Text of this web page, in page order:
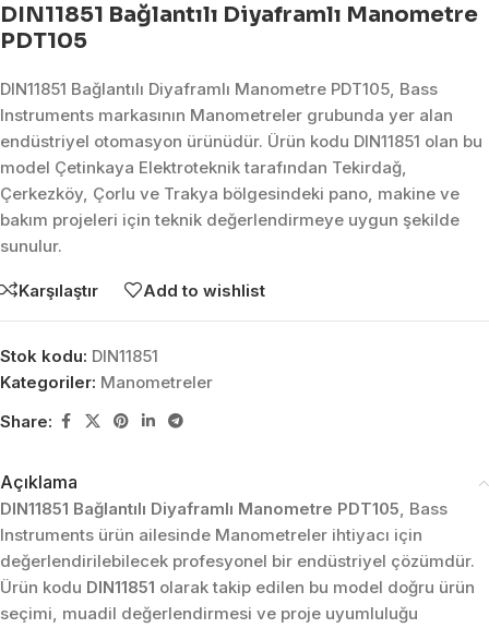
DIN11851 Bağlantılı Diyaframlı Manometre
PDT105
DIN11851 Bağlantılı Diyaframlı Manometre PDT105, Bass
Instruments markasının Manometreler grubunda yer alan
endüstriyel otomasyon ürünüdür. Ürün kodu DIN11851 olan bu
model Çetinkaya Elektroteknik tarafından Tekirdağ,
Çerkezköy, Çorlu ve Trakya bölgesindeki pano, makine ve
bakım projeleri için teknik değerlendirmeye uygun şekilde
sunulur.
Karşılaştır Add to wishlist
Stok kodu: DIN11851
Kategoriler: Manometreler
Share:
Açıklama
DIN11851 Bağlantılı Diyaframlı Manometre PDT105, Bass
Instruments ürün ailesinde Manometreler ihtiyacı için
değerlendirilebilecek profesyonel bir endüstriyel çözümdür.
Ürün kodu DIN11851 olarak takip edilen bu model doğru ürün
seçimi, muadil değerlendirmesi ve proje uyumluluğu